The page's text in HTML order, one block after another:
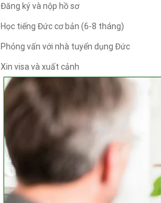
Đăng ký và nộp hồ sơ
Học tiếng Đức cơ bản (6-8 tháng)
Phỏng vấn với nhà tuyển dụng Đức
Xin visa và xuất cảnh